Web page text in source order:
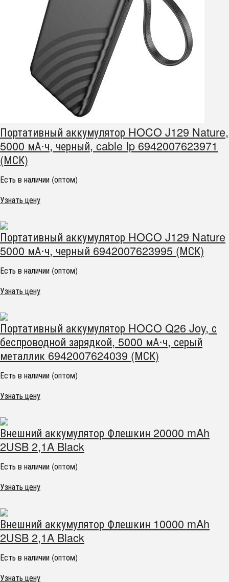
Портативный аккумулятор HOCO J129 Nature,
5000 мА⋅ч, черный, cable Ip 6942007623971
(МСК)
Есть в наличии (оптом)
Узнать цену
Портативный аккумулятор HOCO J129 Nature
5000 мА⋅ч, черный 6942007623995 (МСК)
Есть в наличии (оптом)
Узнать цену
Портативный аккумулятор HOCO Q26 Joy, с
беспроводной зарядкой, 5000 мА⋅ч, серый
металлик 6942007624039 (МСК)
Есть в наличии (оптом)
Узнать цену
Внешний аккумулятор Флешкин 20000 mAh
2USB 2,1A Black
Есть в наличии (оптом)
Узнать цену
Внешний аккумулятор Флешкин 10000 mAh
2USB 2,1A Black
Есть в наличии (оптом)
Узнать цену